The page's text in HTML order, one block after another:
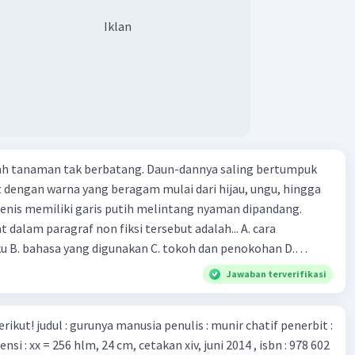
menciptakan berbagai jenis inokulasi bersama sejumlah
perlu segera mempelajari virus corona yang menjadi
kesehatan dunia karena persebarannya sangat cepat. C.
diri dan menjaga kesehatan dalam menghadapi
yang mulai menyebar di Indonesia, D. Virus corona
bagi kesehatan manusia.
Iklan
tanaman tak berbatang. Daun-dannya saling bertumpuk
warna yang beragam mulai dari hijau, ungu, hingga
memiliki garis putih melintang nyaman dipandang.
paragraf non fiksi tersebut adalah... A. cara
B. bahasa yang digunakan C. tokoh dan penokohan D.
Jawaban terverifikasi
chatif penerbit :